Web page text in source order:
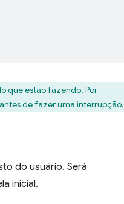
que estão fazendo. Por
de fazer uma interrupção.
do usuário. Será
inicial.